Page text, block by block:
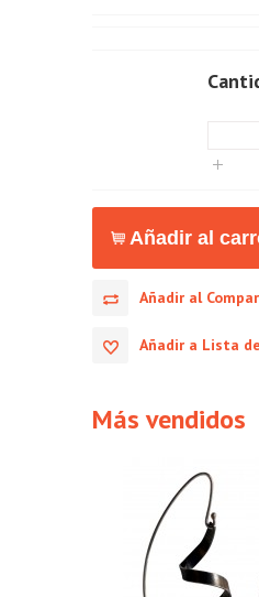
Añadir al
Añadir a Lista
Más vendidos